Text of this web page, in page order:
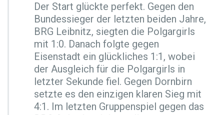
e
r
2
6
S
c
h
u
l
t
Der Start glückte perfekt. Gegen den
Bundessieger der letzten beiden Jahre,
BRG Leibnitz, siegten die Polgargirls
mit 1:0. Danach folgte gegen
Eisenstadt ein glückliches 1:1, wobei
der Ausgleich für die Polgargirls in
letzter Sekunde fiel. Gegen Dornbirn
setzte es den einzigen klaren Sieg mit
4:1. Im letzten Gruppenspiel gegen das